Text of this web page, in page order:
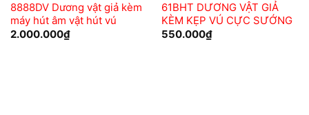
8888DV Dương vật giả kèm
máy hút âm vật hút vú
2.000.000₫
61BHT DƯƠNG VẬT GIẢ
KÈM KẸP VÚ CỰC SƯỚNG
550.000₫